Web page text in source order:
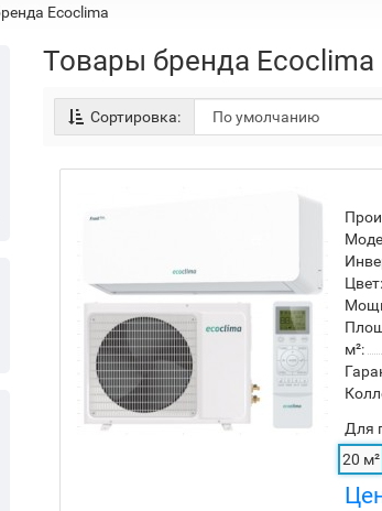
Ecoclima
Товары бренда Ecoclima
Сортировка:
Цвет:
м²:
Для
20 м²